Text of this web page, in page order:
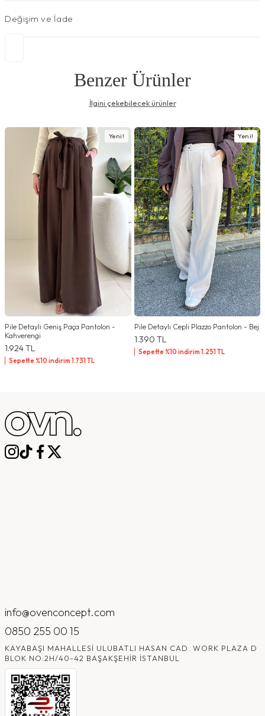
Değişim ve İade
Benzer Ürünler
İlgini çekebilecek ürünler
Yeni!
Pile Detaylı Geniş Paça Pantolon -
Kahverengi
1.924TL
Sepette %10 indirim1.731 TL
Yeni!
Pile Detaylı Cepli Plazzo Pantolon - Bej
1.390 TL
Sepette %10 indirim1.251 TL
info@ovenconcept.com
0850 255 00 15
KAYABAŞI MAHALLESI ULUBATLI HASAN CAD. WORK PLAZA D
BLOK NO:2H/40-42 BAŞAKŞEHIR İSTANBUL